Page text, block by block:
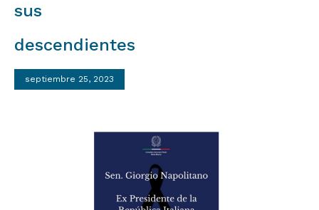
sus
descendientes
septiembre 25, 2023